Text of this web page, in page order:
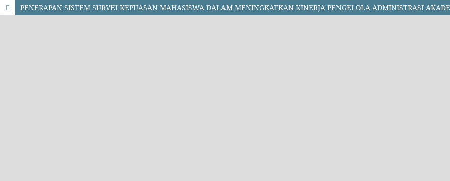
PENERAPAN SISTEM SURVEI KEPUASAN MAHASISWA DALAM MENINGKATKAN KINERJA PENGELOLA ADMINISTRASI